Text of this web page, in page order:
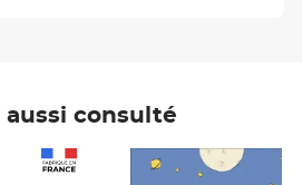
aussi consulté
Prix 7,50€